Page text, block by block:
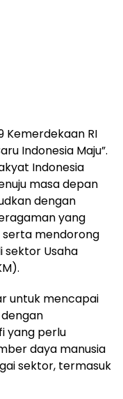
Kemerdekaan RI
Indonesia Maju”.
Indonesia
masa depan
dengan
yang
serta mendorong
sektor Usaha
untuk mencapai
yang perlu
daya manusia
sektor, termasuk